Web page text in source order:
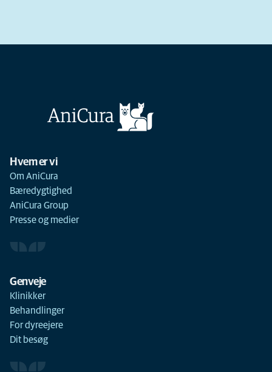
Hvem er vi
Om AniCura
Bæredygtighed
AniCura Group
Presse og medier
Genveje
Klinikker
Behandlinger
For dyreejere
Dit besøg